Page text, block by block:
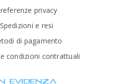
privacy
Spedizioni e resi
di pagamento
condizioni contrattuali
EVIDENZA